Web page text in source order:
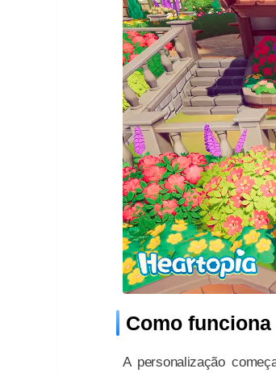
Como
A personalização